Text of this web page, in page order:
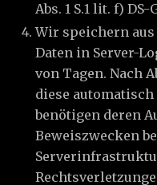
Abs. 1 S.1 lit. f) DS-
Wir speichern
Daten in Server-
von Tagen. Nach
diese
benötigen deren
Beweiszwecken